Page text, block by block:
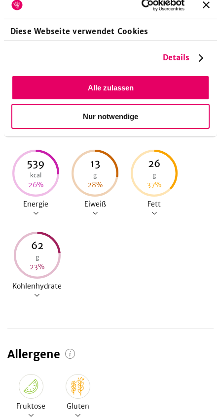
Diese Webseite verwendet Cookies
Details
Alle zulassen
Nur notwendige
Zubereitungsdauer
20 Minuten Koch-/Backzeit
Nährwerte pro Portion
539
kcal
26%
Energie
13
g
28%
Eiweiß
26
g
37%
Fett
62
g
23%
Kohlenhydrate
Allergene
Fruktose Gluten